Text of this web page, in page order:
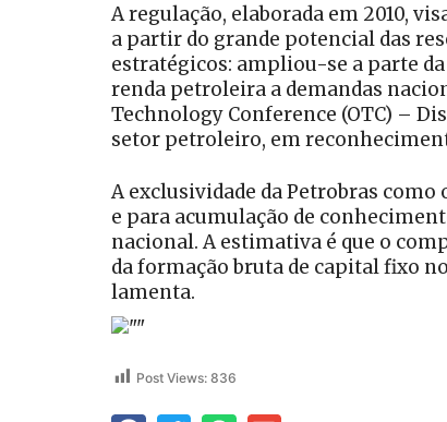
A regulação, elaborada em 2010,
a partir do grande potencial das
estratégicos: ampliou-se a parte
renda petroleira a demandas
Technology Conference (OTC) –
setor petroleiro, em
A exclusividade da Petrobras
e para acumulação de
nacional. A estimativa é que o
da formação bruta de capital fixo
lamenta.
Post Views: 836